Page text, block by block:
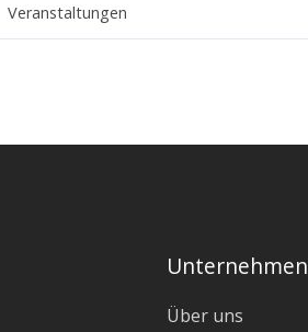
Veranstaltungen
Unternehmen
Über uns